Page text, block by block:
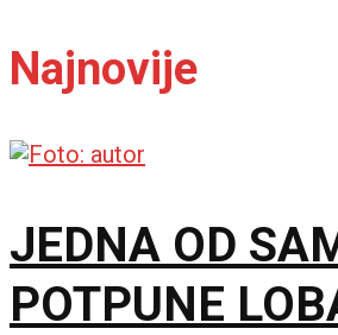
Najnovije
JEDNA OD
POTPUNE